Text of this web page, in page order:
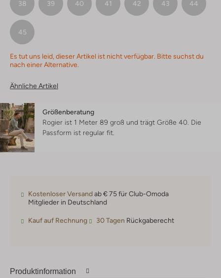
38 39 40 41 42 43 44
45
Es tut uns leid, dieser Artikel ist nicht verfügbar. Bitte suchst du
nach einer Alternative.
Ähnliche Artikel
Größenberatung
Rogier ist 1 Meter 89 groß und trägt Größe 40. Die
Passform ist regular fit
Kostenloser Versandab € 75 für Club-Omoda
Mitglieder in Deutschland
Kauf auf Rechnung 30 Tagen Rückgaberecht
Produktinformation